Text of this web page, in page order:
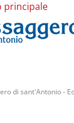
principale
di sant'Antonio -